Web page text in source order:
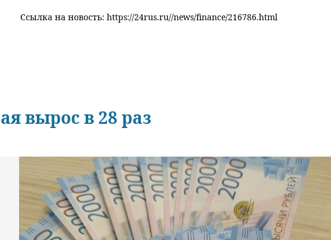
Ссылка на новость: https://24rus.ru//news/finance/216786.html
вырос в 28 раз